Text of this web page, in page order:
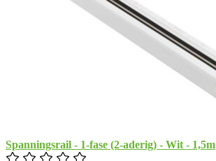
Spanningsrail - 1-fase (2-aderig) - Wit - 1,5m